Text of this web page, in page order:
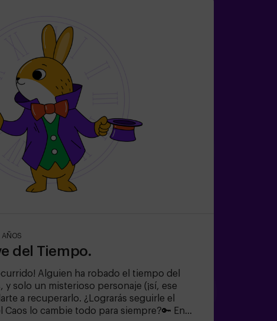
del Tiempo.
Alguien ha robado el tiempo del
y solo un misterioso personaje (¡sí, ese
a recuperarlo. ¿Lograrás seguirle el
Caos lo cambie todo para siempre?🔑 En